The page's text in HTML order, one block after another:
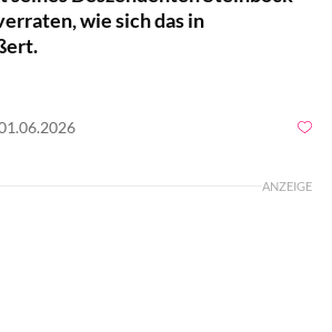
wie sich das in
ANZEIGE